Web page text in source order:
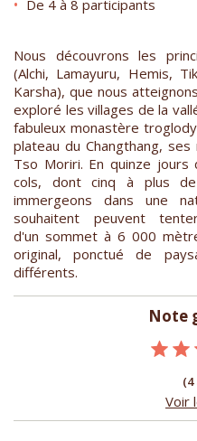
De 4 à 8 participants
Nous découvrons les
(Alchi, Lamayuru, Hemis,
Karsha), que nous
exploré les villages de la
fabuleux monastère
plateau du Changthang,
Tso Moriri. En quinze
cols, dont cinq à plus
immergeons dans une
souhaitent peuvent
d'un sommet à 6 000
original, ponctué de
différents.
Note
(4
Voir